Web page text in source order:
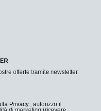
offerte tramite newsletter.
Privacy , autorizzo il